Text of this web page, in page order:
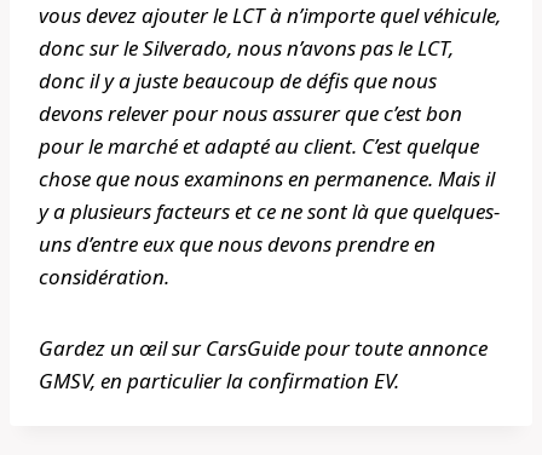
vous devez ajouter le LCT à n’importe quel véhicule,
donc sur le Silverado, nous n’avons pas le LCT,
donc il y a juste beaucoup de défis que nous
devons relever pour nous assurer que c’est bon
pour le marché et adapté au client. C’est quelque
chose que nous examinons en permanence. Mais il
y a plusieurs facteurs et ce ne sont là que quelques-
uns d’entre eux que nous devons prendre en
considération.
Gardez un œil sur CarsGuide pour toute annonce
GMSV, en particulier la confirmation EV.